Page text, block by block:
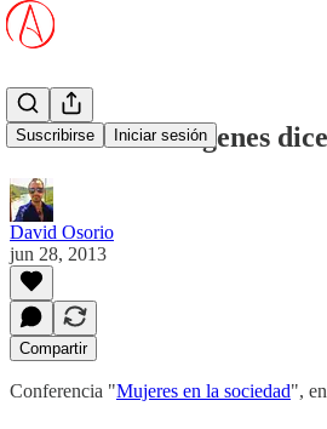
Suscribirse Iniciar sesión
Cuando las imágenes
David Osorio
jun 28, 2013
Compartir
Conferencia "Mujeres en la sociedad",